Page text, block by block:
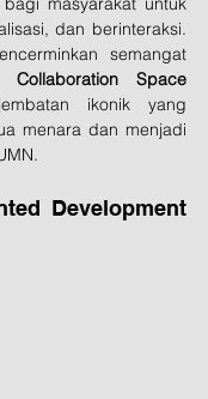
dan berinteraksi.
semangat
Collaboration Space
ikonik yang
menara dan menjadi
Development